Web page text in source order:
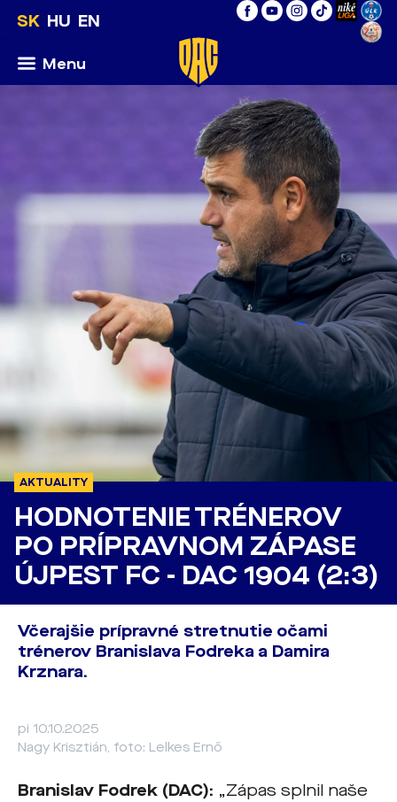
SK HU EN
Menu
AKTUALITY
HODNOTENIE TRÉNEROV
PO PRÍPRAVNOM ZÁPASE
ÚJPEST FC - DAC 1904 (2:3)
Včerajšie prípravné stretnutie očami
trénerov Branislava Fodreka a Damira
Krznara.
pi 10.10.2025
Nagy Krisztián, foto: Lelkes Ernő
Branislav Fodrek (DAC): „Zápas splnil naše